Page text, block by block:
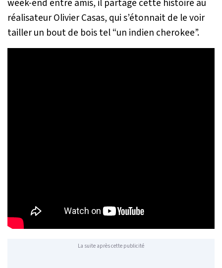
réalisateur Olivier Casas, qui s’étonnait de le voir
tailler un bout de bois tel“un indien cherokee”.
La suite après cette publicité